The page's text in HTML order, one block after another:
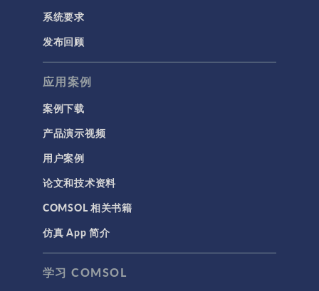
系统要求
发布回顾
应用案例
案例下载
产品演示视频
用户案例
论文和技术资料
COMSOL 相关书籍
仿真 App 简介
学习 COMSOL